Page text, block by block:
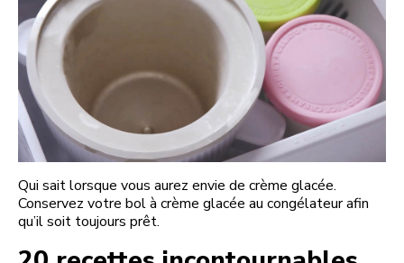
Qui sait lorsque vous aurez envie de crème glacée.
Conservez votre bol à crème glacée au congélateur afin
qu’il soit toujours prêt.